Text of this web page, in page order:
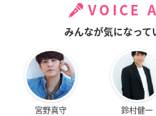
VOICE
みんなが気になって
宮野真守 鈴村健一